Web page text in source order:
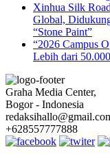
Xinhua Silk
Global,
“Stone Paint”
“2026 Campus
Lebih dari
Graha Media Center,
Bogor - Indonesia
+628557777888